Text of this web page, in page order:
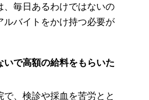
、毎日あるわけではないの
ルバイトをかけ持つ必要が
いで高額の給料をもらいた
で、検診や採血を苦労とと